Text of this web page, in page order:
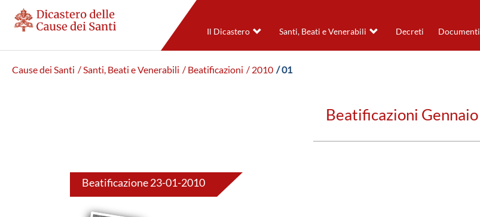
Il Dicastero Santi, Beati e Venerabili Decreti Documenti
Cause dei Santi / Santi, Beati e Venerabili / Beatificazioni / 2010 / 01
Beatificazioni Gennaio
Beatificazione 23-01-2010